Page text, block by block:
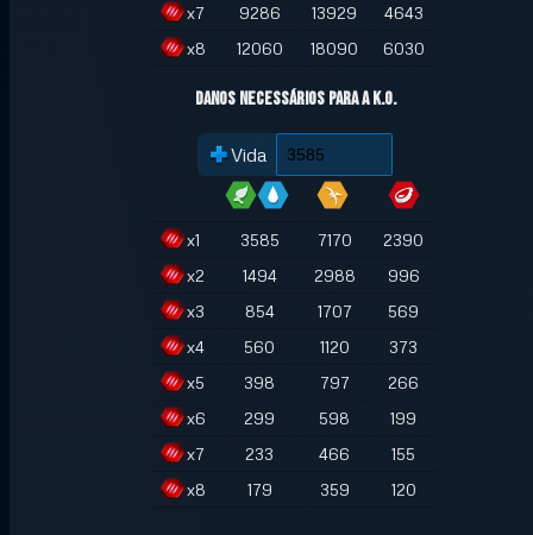
x7 9286 13929
4643
x8 12060 18090 6030
Danos necessários para a K.O.
Vida
x1 3585 7170
2390
x2 1494 2988
996
x3 854 1707
569
x4 560 1120
373
x5 398 797
266
x6 299 598
199
x7 233 466
155
x8 179 359 120